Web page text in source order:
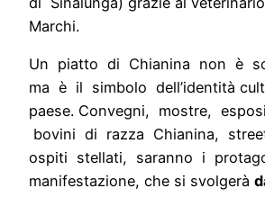
Marchi.
Un piatto di Chianina non è
ma è il simbolo dell’identità
paese. Convegni, mostre,
bovini di razza Chianina,
ospiti stellati, saranno i
manifestazione, che si svolgerà